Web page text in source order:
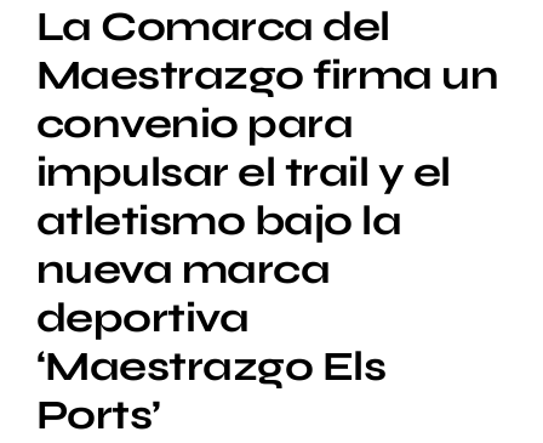
Quienes somos
Departamentos
Setas
Contacto
La Comarca del
Maestrazgo firma un
convenio para
impulsar el trail y el
atletismo bajo la
nueva marca
deportiva
‘Maestrazgo Els
Ports’